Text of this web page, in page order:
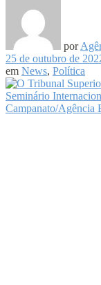
por
25 de outubro de
em News, Política